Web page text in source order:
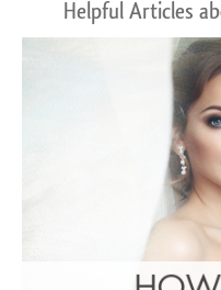
Helpful Articles